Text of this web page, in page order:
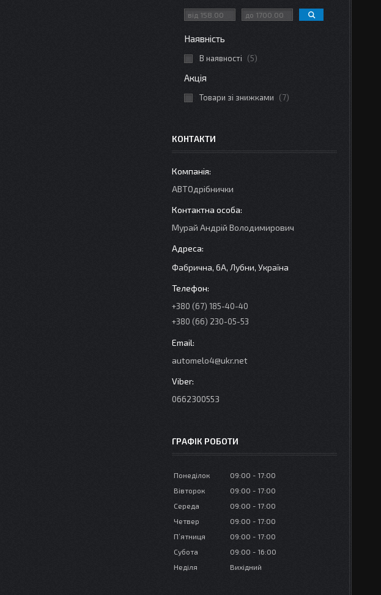
Наявність
В наявності 5
Акція
Товари зі знижками 7
КОНТАКТИ
АВТОдрібнички
Мурай Андрій Володимирович
Фабрична, 6А, Лубни, Україна
+380 (67) 185-40-40
+380 (66) 230-05-53
automelo4@ukr.net
0662300553
ГРАФІК РОБОТИ
Понеділок 09:00
17:00
Вівторок
09:00
17:00
Середа
09:00
17:00
Четвер
09:00
17:00
Пʼятниця
09:00
17:00
Субота
09:00
16:00
Неділя
Вихідний